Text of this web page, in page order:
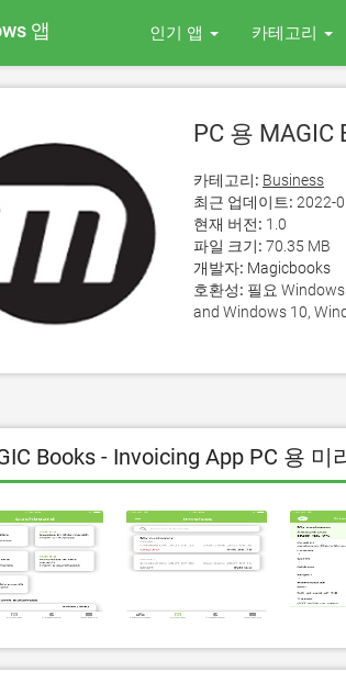
앱 인기 앱 카테고리
PC 용
카테고리: Business
최근 업데이트: 2022-
현재 버전: 1.0
파일 크기: 70.35 MB
개발자: Magicbooks
호환성: 필요
and Windows 10,
Books - Invoicing App PC 용 미